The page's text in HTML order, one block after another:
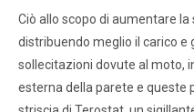
Ciò allo scopo di aumentare
distribuendo meglio il carico e
sollecitazioni dovute al moto,
esterna della parete e queste